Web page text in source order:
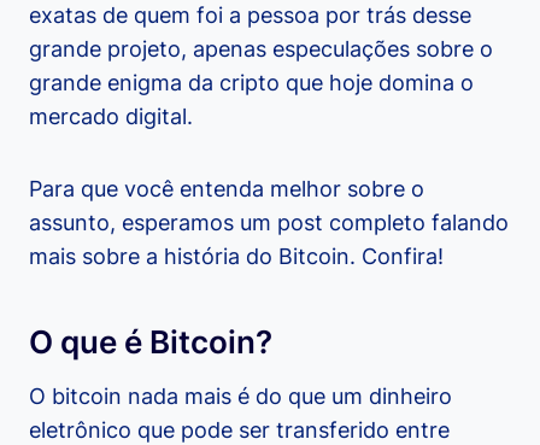
exatas de quem foi a pessoa por trás desse
grande projeto, apenas especulações sobre o
grande enigma da cripto que hoje domina o
mercado digital.
Para que você entenda melhor sobre o
assunto, esperamos um post completo falando
mais sobre a história do Bitcoin. Confira!
O que é Bitcoin?
O bitcoin nada mais é do que um dinheiro
eletrônico que pode ser transferido entre